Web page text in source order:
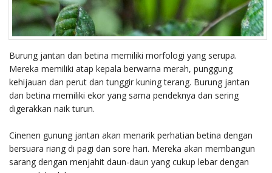
Burung jantan dan betina memiliki morfologi yang serupa.
Mereka memiliki atap kepala berwarna merah, punggung
kehijauan dan perut dan tunggir kuning terang. Burung jantan
dan betina memiliki ekor yang sama pendeknya dan sering
digerakkan naik turun.
Cinenen gunung jantan akan menarik perhatian betina dengan
bersuara riang di pagi dan sore hari. Mereka akan membangun
sarang dengan menjahit daun-daun yang cukup lebar dengan